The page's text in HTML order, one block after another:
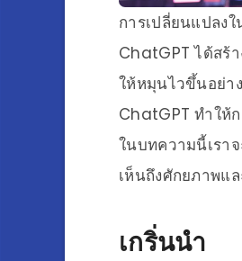
การเปลี่ยนแปลง
ChatGPT ได้สร้
ให้หมุนไวขึ้นอย่า
ChatGPT ทำให้
ในบทความนี้เรา
เห็นถึงศักยภาพแ
เกริ่นนำ